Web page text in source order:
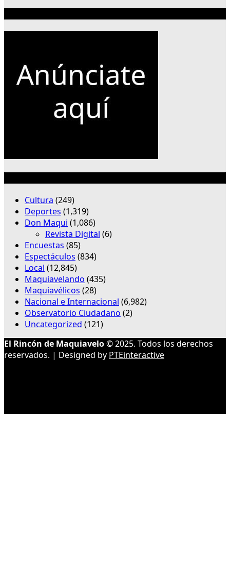
Cultura (249)
Deportes (1,319)
Don Maqui (1,086)
Revista Digital (6)
Encuestas (85)
Espectáculos (834)
Local (12,845)
Maquiavelando (435)
Maquiavélicos (28)
Nacional e Internacional (6,982)
Observatorio Ciudadano (2)
Uncategorized (121)
El Rincón de Maquiavelo© 2025. Todos los derechos
reservados. | Designed by PTEinteractive